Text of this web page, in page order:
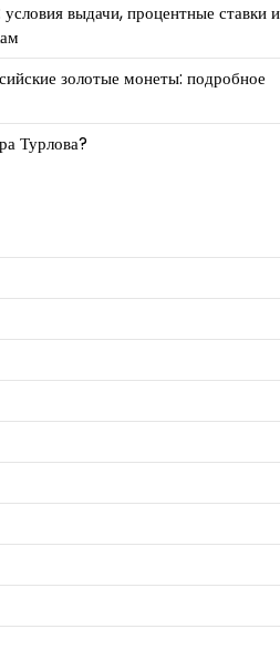
выдачи, процентные ставки и
золотые монеты: подробное
Турлова?